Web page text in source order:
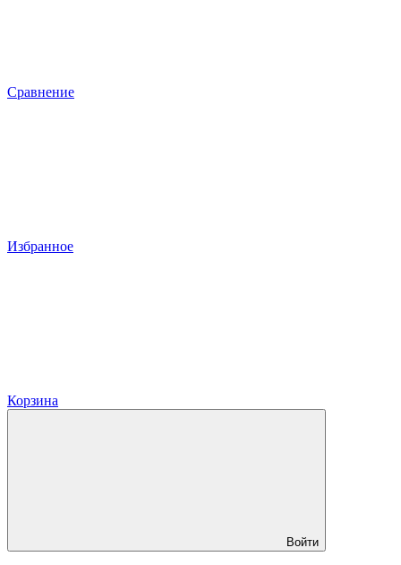
Сравнение
Избранное
Корзина
Войти